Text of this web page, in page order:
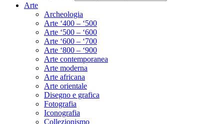
Arte
Archeologia
Arte ‘400 – ‘500
Arte ‘500 – ‘600
Arte ‘600 – ‘700
Arte ‘800 – ‘900
Arte contemporanea
Arte moderna
Arte africana
Arte orientale
Disegno e grafica
Fotografia
Iconografia
Collezionismo